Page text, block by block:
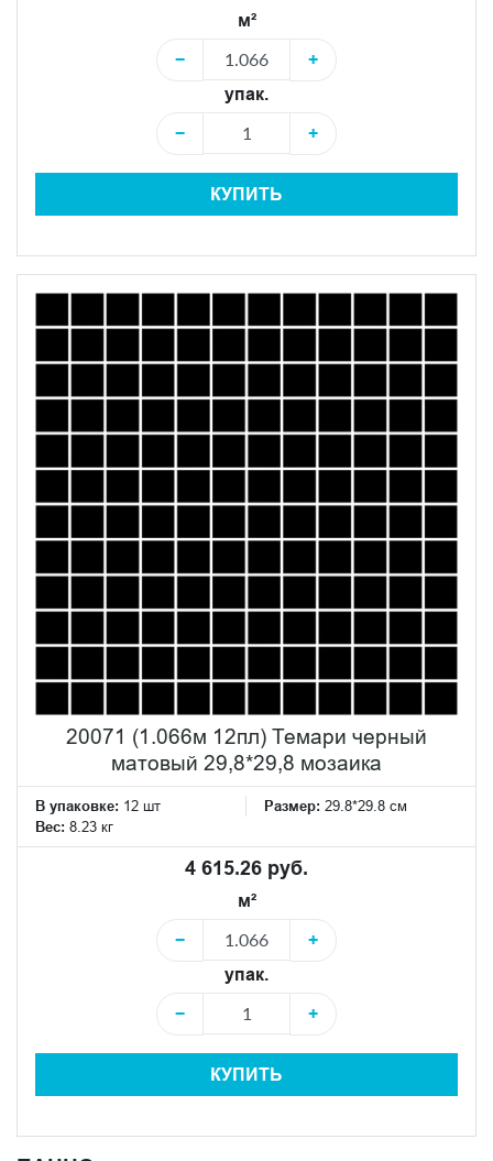
м²
−
+
упак.
−
+
КУПИТЬ
20071 (1.066м 12пл) Темари черный
матовый 29,8*29,8 мозаика
В упаковке: 12 шт Размер: 29.8*29.8 см
Вес: 8.23 кг
4 615.26 руб.
м²
−
+
упак.
−
+
КУПИТЬ